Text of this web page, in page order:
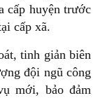
cấp huyện trước
cấp xã.
tinh giản biên
đội ngũ công
mới, bảo đảm